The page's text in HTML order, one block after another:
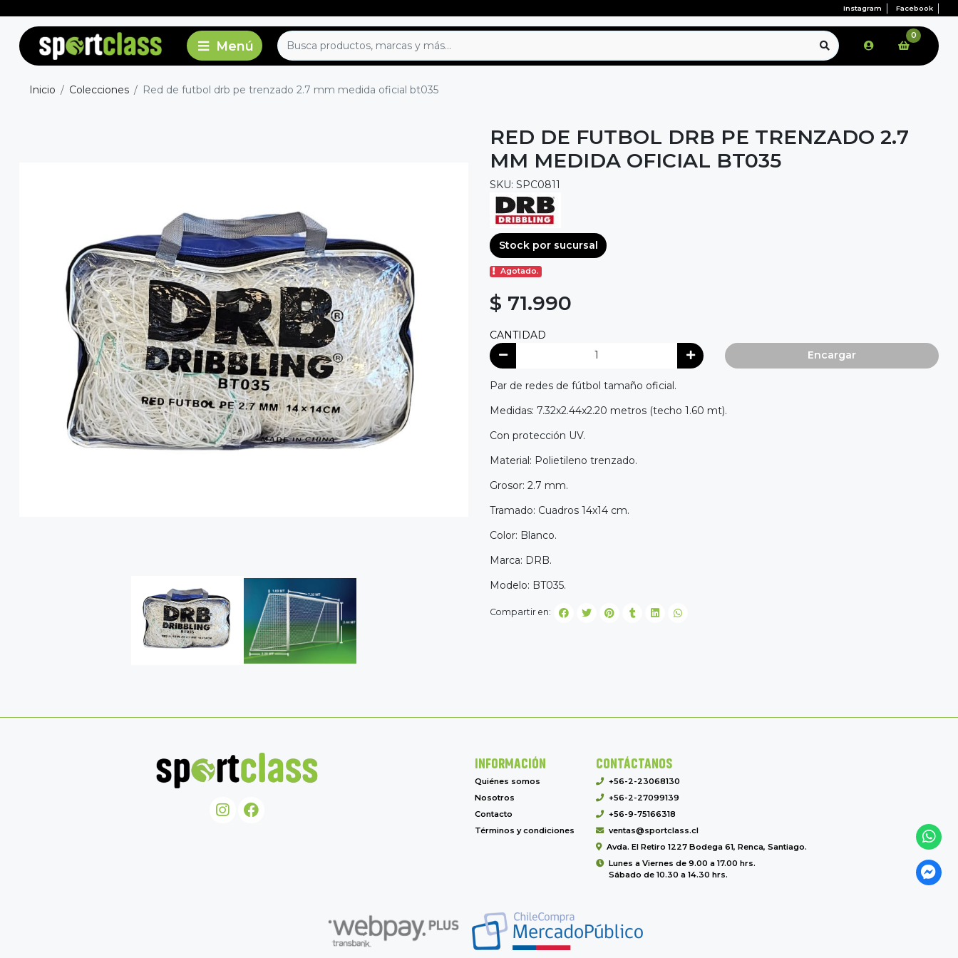
Instagram Facebook
0
Inicio Colecciones Red de futbol drb pe trenzado 2.7 mm medida oficial bt035
RED DE FUTBOL DRB PE TRENZADO 2.7
MM MEDIDA OFICIAL BT035
SKU: SPC0811
Stock por sucursal
Agotado.
$ 71.990
CANTIDAD
Encargar
Par de redes de fútbol tamaño oficial.
Medidas: 7.32x2.44x2.20 metros (techo 1.60 mt).
Con protección UV.
Material: Polietileno trenzado.
Grosor: 2.7 mm.
Tramado: Cuadros 14x14 cm.
Color: Blanco.
Marca: DRB.
Modelo: BT035.
Compartir en:
INFORMACIÓN
Quiénes somos
Nosotros
Contacto
Términos y condiciones
CONTÁCTANOS
+56-2-23068130
+56-2-27099139
+56-9-75166318
ventas@sportclass.cl
Avda. El Retiro 1227 Bodega 61, Renca, Santiago.
Lunes a Viernes de 9.00 a 17.00 hrs.
Sábado de 10.30 a 14.30 hrs.